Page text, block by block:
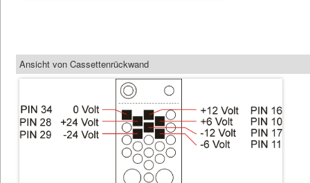
Ansicht von Cassettenrückwand